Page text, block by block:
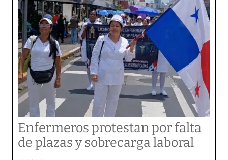
Enfermeros protestan por falta
de plazas y sobrecarga laboral